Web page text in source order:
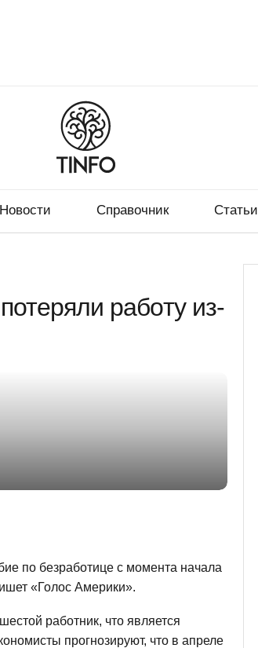
Новости Справочник Статьи
работу из-
по безработице с момента начала
«Голос Америки».
работник, что является
прогнозируют, что в апреле